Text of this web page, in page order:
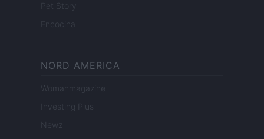
Pet Story
Encocina
NORD AMERICA
Womanmagazine
Investing Plus
Newz